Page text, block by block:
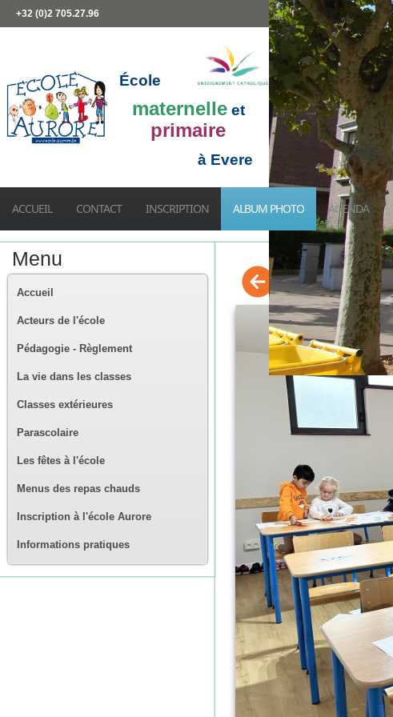
+32 (0)2 705.27.96
École
maternelle et
primaire
à Evere
ACCUEIL CONTACT INSCRIPTION ALBUM PHOTO AGENDA
Menu
Accueil
Acteurs de l'école
Pédagogie - Règlement
La vie dans les classes
Classes extérieures
Parascolaire
Les fêtes à l'école
Menus des repas chauds
Inscription à l'école Aurore
Informations pratiques